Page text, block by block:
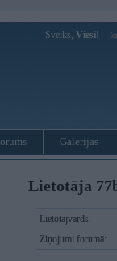
Sveiks, Viesi!
Galerijas
Lietotāja
Lietotājvārds:
Ziņojumi forumā: